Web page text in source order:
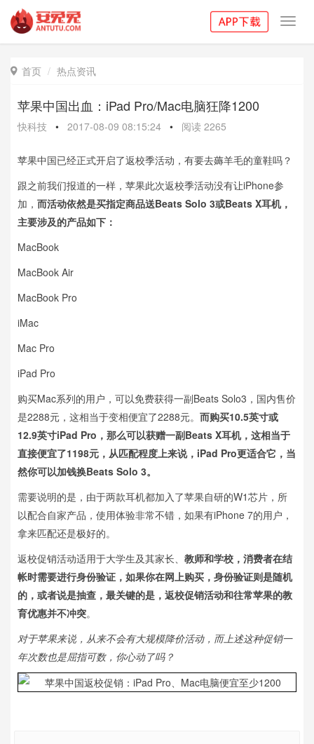
 首页 热点资讯
苹果中国出血：iPad Pro/Mac电脑狂降1200
快科技 • 2017-08-09 08:15:24 • 阅读 2265
苹果中国已经正式开启了返校季活动，有要去薅羊毛的童鞋吗？
跟之前我们报道的一样，苹果此次返校季活动没有让iPhone参
加， 而活动依然是买指定商品送Beats Solo 3或Beats X耳机，
主要涉及的产品如下：
MacBook
MacBook Air
MacBook Pro
iMac
Mac Pro
iPad Pro
购买Mac系列的用户，可以免费获得一副Beats Solo3，国内售价
是2288元，这相当于变相便宜了2288元。 而购买10.5英寸或
12.9英寸iPad Pro，那么可以获赠一副Beats X耳机，这相当于
直接便宜了1198元，从匹配程度上来说，iPad Pro更适合它，当
然你可以加钱换Beats Solo 3。
需要说明的是，由于两款耳机都加入了苹果自研的W1芯片，所
以配合自家产品，使用体验非常不错，如果有iPhone 7的用户，
拿来匹配还是极好的。
返校促销活动适用于大学生及其家长、 教师和学校，消费者在结
帐时需要进行身份验证，如果你在网上购买，身份验证则是随机
的，或者说是抽查，最关键的是，返校促销活动和往常苹果的教
育优惠并不冲突。
对于苹果来说，从来不会有大规模降价活动，而上述这种促销一
年次数也是屈指可数，你心动了吗？